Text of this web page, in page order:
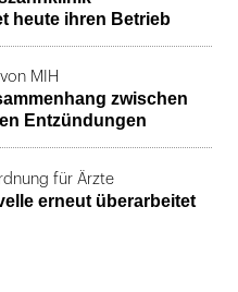
heute ihren Betrieb
MIH
zwischen
Entzündungen
für Ärzte
erneut überarbeitet